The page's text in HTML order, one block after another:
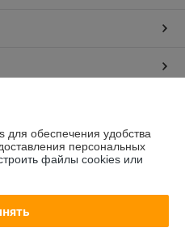
обеспечения удобства
персональных
файлы cookies или